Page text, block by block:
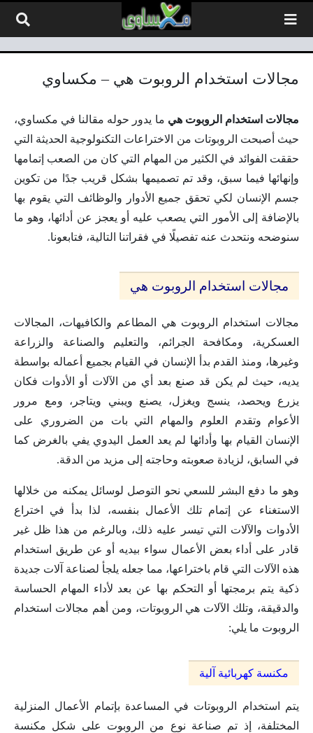
مجالات استخدام الروبوت هي – مكساوي
مجالات استخدام الروبوت هي ما يدور حوله مقالنا في مكساوي،
حيث أصبحت الروبوتات من الاختراعات التكنولوجية الحديثة التي
حققت الفوائد في الكثير من المهام التي كان من الصعب إتمامها
وإنهائها فيما سبق، وقد تم تصميمها بشكل قريب جدًا من تكوين
جسم الإنسان لكي تحقق جميع الأدوار والوظائف التي يقوم بها
بالإضافة إلى الأمور التي يصعب عليه أو يعجز عن أدائها، وهو ما
سنوضحه ونتحدث عنه تفصيلًا في فقراتنا التالية، فتابعونا.
مجالات استخدام الروبوت هي
مجالات استخدام الروبوت هي المطاعم والكافيهات، المجالات
العسكرية، ومكافحة الجرائم، والتعليم والصناعة والزراعة
وغيرها، ومنذ القدم بدأ الإنسان في القيام بجميع أعماله بواسطة
يديه، حيث لم يكن قد صنع بعد أي من الآلات أو الأدوات فكان
يزرع ويحصد، ينسج ويغزل، يصنع ويبني ويتاجر، ومع مرور
الأعوام وتقدم العلوم والمهام التي بات من الضروري على
الإنسان القيام بها وأدائها لم يعد العمل اليدوي يفي بالغرض كما
في السابق، لزيادة صعوبته وحاجته إلى مزيد من الدقة.
وهو ما دفع البشر للسعي نحو التوصل لوسائل يمكنه من خلالها
الاستغناء عن إتمام تلك الأعمال بنفسه، لذا بدأ في اختراع
الأدوات والآلات التي تيسر عليه ذلك، وبالرغم من هذا ظل غير
قادر على أداء بعض الأعمال سواء بيديه أو عن طريق استخدام
هذه الآلات التي قام باختراعها، مما جعله يلجأ لصناعة آلات جديدة
ذكية يتم برمجتها أو التحكم بها عن بعد لأداء المهام الحساسة
والدقيقة، وتلك الآلات هي الروبوتات، ومن أهم مجالات استخدام
الروبوت ما يلي:
مكنسة كهربائية آلية
يتم استخدام الروبوتات في المساعدة بإتمام الأعمال المنزلية
المختلفة، إذ تم صناعة نوع من الروبوت على شكل مكنسة